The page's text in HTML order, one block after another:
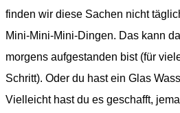
finden wir diese Sachen nicht
Mini-Mini-Mini-Dingen. Das kann
morgens aufgestanden bist (für
Schritt). Oder du hast ein Glas
Vielleicht hast du es geschafft,